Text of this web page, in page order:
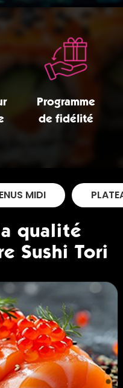
Programme
de fidélité
MIDI
qualité
Sushi Tori